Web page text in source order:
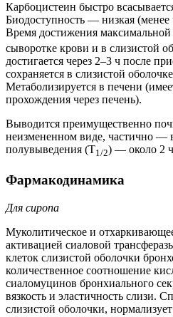
Карбоцистеин быстро
Биодоступность — низкая
Время достижения
сыворотке крови и в слизистой
достигается через 2–3 ч после
сохраняется в слизистой
Метаболизируется в печени
прохождения через печень).
Выводится преимущественно
неизмененном виде, частично —
полувыведения (T1/2) — около 2
Фармакодинамика
Для сиропа
Муколитическое и
активацией сиаловой
клеток слизистой оболочки
количественное соотношение
сиаломуцинов бронхиального
вязкость и эластичность слизи.
слизистой оболочки,